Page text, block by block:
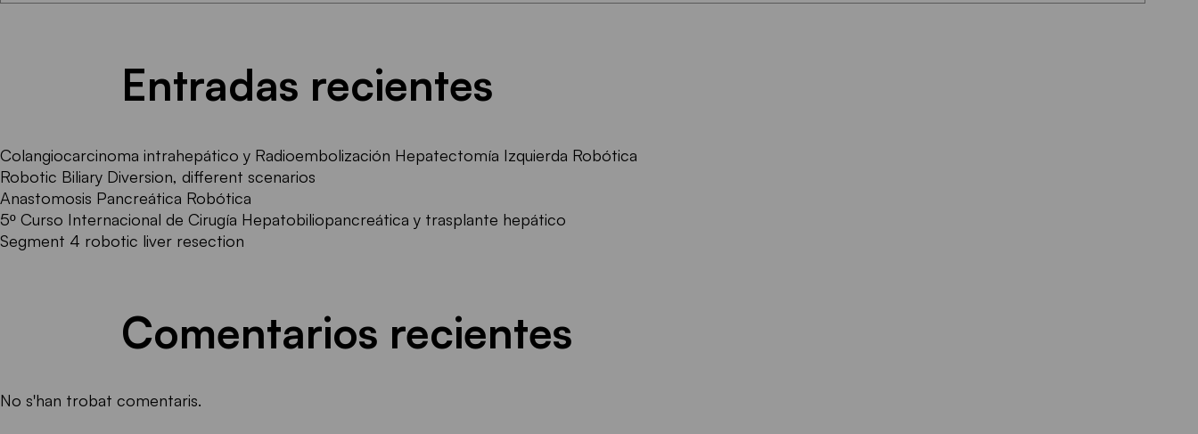
Entradas recientes
Colangiocarcinoma intrahepático y Radioembolización Hepatectomía Izquierda Robótica
Robotic Biliary Diversion, different scenarios
Anastomosis Pancreática Robótica
5º Curso Internacional de Cirugía Hepatobiliopancreática y trasplante hepático
Segment 4 robotic liver resection
Comentarios recientes
No s'han trobat comentaris.